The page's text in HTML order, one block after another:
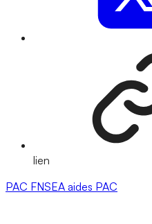
lien
PAC FNSEA aides PAC